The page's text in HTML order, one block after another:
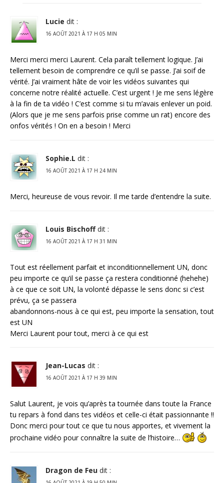
Lucie dit :
16 AOÛT 2021 À 17 H 05 MIN
Merci merci merci Laurent. Cela paraît tellement logique. J’ai
tellement besoin de comprendre ce qu’il se passe. J’ai soif de
vérité. J’ai vraiment hâte de voir les vidéos suivantes qui
concerne notre réalité actuelle. C’est urgent ! Je me sens légère
à la fin de ta vidéo ! C’est comme si tu m’avais enlever un poid.
(Alors que je me sens parfois prise comme un rat) encore des
onfos vérités ! On en a besoin ! Merci
Sophie.L dit :
16 AOÛT 2021 À 17 H 24 MIN
Merci, heureuse de vous revoir. Il me tarde d’entendre la suite.
Louis Bischoff dit :
16 AOÛT 2021 À 17 H 31 MIN
Tout est réellement parfait et inconditionnellement UN, donc
peu importe ce qu’il se passe ça restera conditionné (hehehe)
à ce que ce soit UN, la volonté dépasse le sens donc si c’est
prévu, ça se passera
abandonnons-nous à ce qui est, peu importe la sensation, tout
est UN
Merci Laurent pour tout, merci à ce qui est
Jean-Lucas dit :
16 AOÛT 2021 À 17 H 39 MIN
Salut Laurent, je vois qu’après ta tournée dans toute la France
tu repars à fond dans tes vidéos et celle-ci était passionnante !!
Donc merci pour tout ce que tu nous apportes, et vivement la
prochaine vidéo pour connaître la suite de l’histoire…
Dragon de Feu dit :